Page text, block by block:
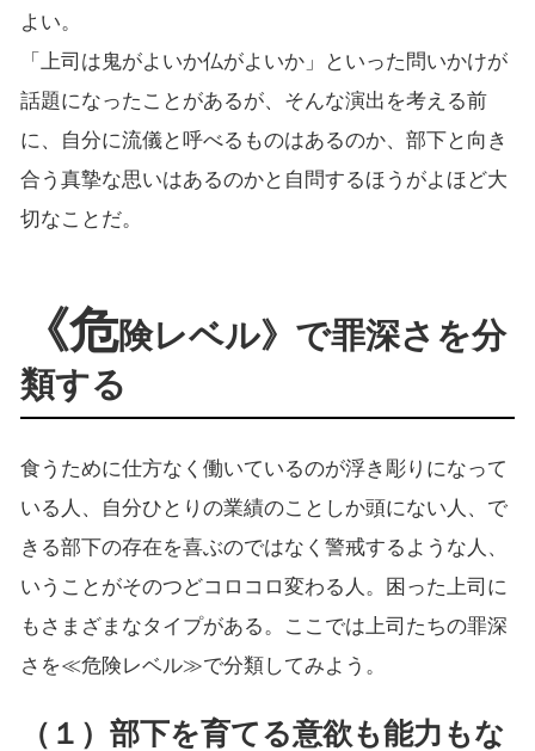
よい。
「上司は鬼がよいか仏がよいか」といった問いかけが
話題になったことがあるが、そんな演出を考える前
に、自分に流儀と呼べるものはあるのか、部下と向き
合う真摯な思いはあるのかと自問するほうがよほど大
切なことだ。
《危険レベル》で罪深さを分
類する
食うために仕方なく働いているのが浮き彫りになって
いる人、自分ひとりの業績のことしか頭にない人、で
きる部下の存在を喜ぶのではなく警戒するような人、
いうことがそのつどコロコロ変わる人。困った上司に
もさまざまなタイプがある。ここでは上司たちの罪深
さを≪危険レベル≫で分類してみよう。
（１）部下を育てる意欲も能力もな